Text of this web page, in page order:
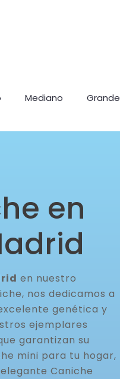
Mediano Grande
en
en nuestro
nos dedicamos a
genética y
ejemplares
garantizan su
mini para tu hogar,
Caniche